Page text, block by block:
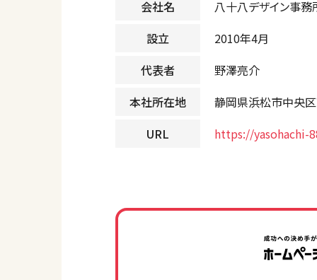
会社名
八十八デザイン事務
設立
2010年4月
代表者
野澤亮介
本社所在地
静岡県浜松市中央
URL
https://yasohachi-